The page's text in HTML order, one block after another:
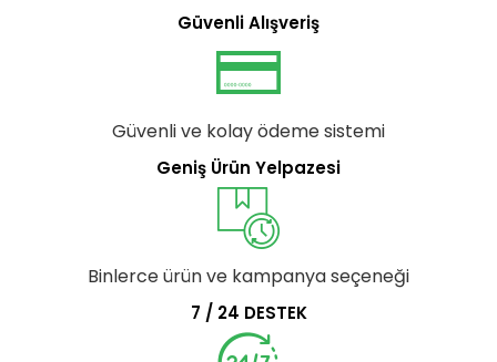
Güvenli Alışveriş
Güvenli ve kolay ödeme sistemi
Geniş Ürün Yelpazesi
Binlerce ürün ve kampanya seçeneği
7 / 24 DESTEK